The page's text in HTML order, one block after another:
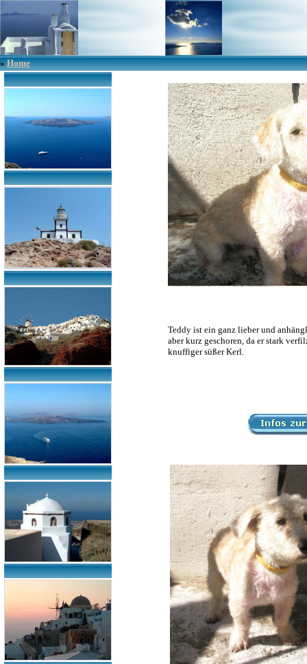
»Home
Teddy ist ein ganz lieber und
aber kurz geschoren, da er stark
knuffiger süßer Kerl.